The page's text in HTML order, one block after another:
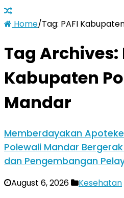
Home/Tag: PAFI
Tag Archives:
Kabupaten
Mandar
Memberdayakan
Polewali Mandar
dan Pengembangan
August 6, 2026 Kesehatan